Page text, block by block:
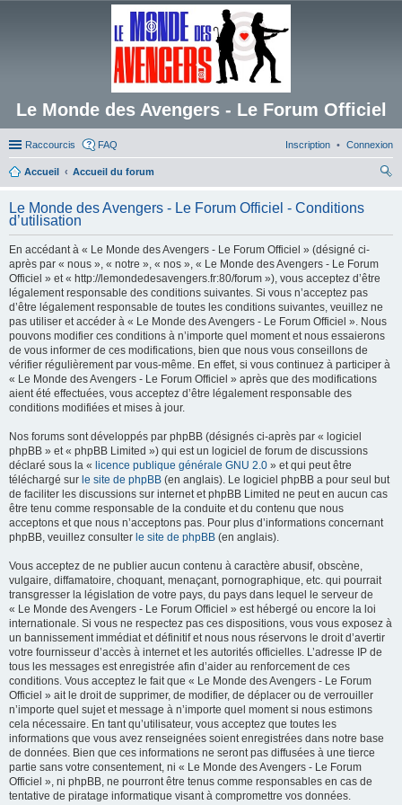
Le Monde des Avengers - Le Forum Officiel
Raccourcis FAQ Connexion
Inscription
Accueil
Accueil du forum
ch
Le Monde des Avengers - Le Forum Officiel - Conditions
d’utilisation
En accédant à « Le Monde des Avengers - Le Forum Officiel » (désigné ci-
après par « nous », « notre », « nos », « Le Monde des Avengers - Le Forum
Officiel » et « http://lemondedesavengers.fr:80/forum »), vous acceptez d’être
légalement responsable des conditions suivantes. Si vous n’acceptez pas
d’être légalement responsable de toutes les conditions suivantes, veuillez ne
pas utiliser et accéder à « Le Monde des Avengers - Le Forum Officiel ». Nous
pouvons modifier ces conditions à n’importe quel moment et nous essaierons
de vous informer de ces modifications, bien que nous vous conseillons de
vérifier régulièrement par vous-même. En effet, si vous continuez à participer à
« Le Monde des Avengers - Le Forum Officiel » après que des modifications
aient été effectuées, vous acceptez d’être légalement responsable des
conditions modifiées et mises à jour.
Nos forums sont développés par phpBB (désignés ci-après par « logiciel
phpBB » et « phpBB Limited ») qui est un logiciel de forum de discussions
déclaré sous la « licence publique générale GNU 2.0 » et qui peut être
téléchargé sur le site de phpBB (en anglais). Le logiciel phpBB a pour seul but
de faciliter les discussions sur internet et phpBB Limited ne peut en aucun cas
être tenu comme responsable de la conduite et du contenu que nous
acceptons et que nous n’acceptons pas. Pour plus d’informations concernant
phpBB, veuillez consulter le site de phpBB (en anglais).
Vous acceptez de ne publier aucun contenu à caractère abusif, obscène,
vulgaire, diffamatoire, choquant, menaçant, pornographique, etc. qui pourrait
transgresser la législation de votre pays, du pays dans lequel le serveur de
« Le Monde des Avengers - Le Forum Officiel » est hébergé ou encore la loi
internationale. Si vous ne respectez pas ces dispositions, vous vous exposez à
un bannissement immédiat et définitif et nous nous réservons le droit d’avertir
votre fournisseur d’accès à internet et les autorités officielles. L’adresse IP de
tous les messages est enregistrée afin d’aider au renforcement de ces
conditions. Vous acceptez le fait que « Le Monde des Avengers - Le Forum
Officiel » ait le droit de supprimer, de modifier, de déplacer ou de verrouiller
n’importe quel sujet et message à n’importe quel moment si nous estimons
cela nécessaire. En tant qu’utilisateur, vous acceptez que toutes les
informations que vous avez renseignées soient enregistrées dans notre base
de données. Bien que ces informations ne seront pas diffusées à une tierce
partie sans votre consentement, ni « Le Monde des Avengers - Le Forum
Officiel », ni phpBB, ne pourront être tenus comme responsables en cas de
tentative de piratage informatique visant à compromettre vos données.